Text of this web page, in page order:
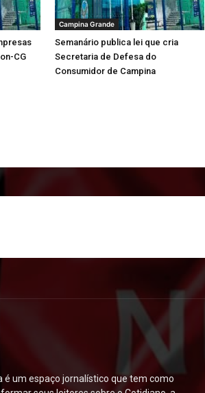
CG
Campina Grande
Semanário publica lei que cria
Secretaria de Defesa do
Consumidor de Campina
é um espaço jornalístico que tem como